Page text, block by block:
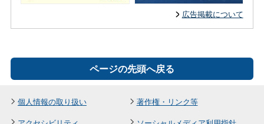
広告掲載について
ページの先頭へ戻る
個人情報の取り扱い
著作権・リンク等